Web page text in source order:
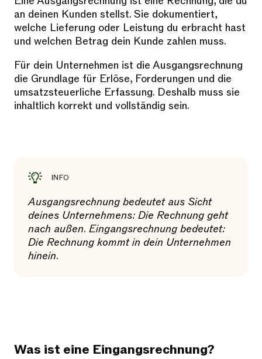
an deinen Kunden stellst. Sie dokumentiert,
welche Lieferung oder Leistung du erbracht hast
und welchen Betrag dein Kunde zahlen muss.
Für dein Unternehmen ist die Ausgangsrechnung
die Grundlage für Erlöse, Forderungen und die
umsatzsteuerliche Erfassung. Deshalb muss sie
inhaltlich korrekt und vollständig sein.
INFO
Ausgangsrechnung bedeutet aus Sicht
deines Unternehmens: Die Rechnung geht
nach außen. Eingangsrechnung bedeutet:
Die Rechnung kommt in dein Unternehmen
hinein.
Was ist eine Eingangsrechnung?